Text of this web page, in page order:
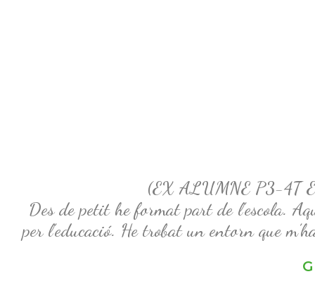
(EX ALUMNE P3-4T
Des de petit he format part de l’escola.
per l’educació. He trobat un entorn que